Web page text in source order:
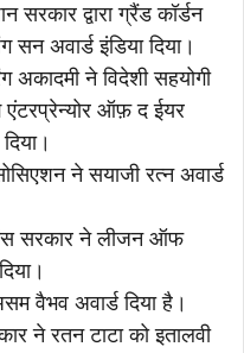
सरकार द्वारा ग्रैंड कॉर्डन
अवार्ड इंडिया दिया।
अकादमी ने विदेशी सहयोगी
एंटरप्रेन्योर ऑफ़ द ईयर
ने सयाजी रत्न अवार्ड
सरकार ने लीजन ऑफ
वैभव अवार्ड दिया है।
ने रतन टाटा को इतालवी